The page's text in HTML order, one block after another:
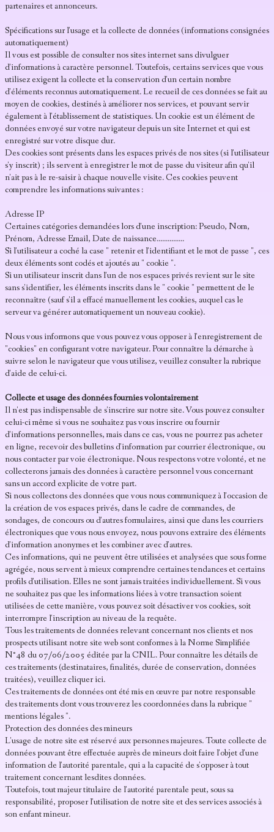
partenaires et annonceurs.
Spécifications sur l'usage et la collecte de données (informations consignées
automatiquement)
Il vous est possible de consulter nos sites internet sans divulguer
d'informations à caractère personnel. Toutefois, certains services que vous
utilisez exigent la collecte et la conservation d'un certain nombre
d'éléments reconnus automatiquement. Le recueil de ces données se fait au
moyen de cookies, destinés à améliorer nos services, et pouvant servir
également à l'établissement de statistiques. Un cookie est un élément de
données envoyé sur votre navigateur depuis un site Internet et qui est
enregistré sur votre disque dur.
Des cookies sont présents dans les espaces privés de nos sites (si l'utilisateur
s'y inscrit) ; ils servent à enregistrer le mot de passe du visiteur afin qu'il
n'ait pas à le re-saisir à chaque nouvelle visite. Ces cookies peuvent
comprendre les informations suivantes :
Adresse IP
Certaines catégories demandées lors d'une inscription: Pseudo, Nom,
Prénom, Adresse Email, Date de naissance...............
Si l'utilisateur a coché la case " retenir et l'identifiant et le mot de passe ", ces
deux éléments sont codés et ajoutés au " cookie ".
Si un utilisateur inscrit dans l'un de nos espaces privés revient sur le site
sans s'identifier, les éléments inscrits dans le " cookie " permettent de le
reconnaître (sauf s'il a effacé manuellement les cookies, auquel cas le
serveur va générer automatiquement un nouveau cookie).
Nous vous informons que vous pouvez vous opposer à l'enregistrement de
"cookies" en configurant votre navigateur. Pour connaître la démarche à
suivre selon le navigateur que vous utilisez, veuillez consulter la rubrique
d'aide de celui-ci.
Collecte et usage des données fournies volontairement
Il n'est pas indispensable de s'inscrire sur notre site. Vous pouvez consulter
celui-ci même si vous ne souhaitez pas vous inscrire ou fournir
d'informations personnelles, mais dans ce cas, vous ne pourrez pas acheter
en ligne, recevoir des bulletins d'information par courrier électronique, ou
nous contacter par voie électronique. Nous respectons votre volonté, et ne
collecterons jamais des données à caractère personnel vous concernant
sans un accord explicite de votre part.
Si nous collectons des données que vous nous communiquez à l'occasion de
la création de vos espaces privés, dans le cadre de commandes, de
sondages, de concours ou d'autres formulaires, ainsi que dans les courriers
électroniques que vous nous envoyez, nous pouvons extraire des éléments
d'information anonymes et les combiner avec d'autres.
Ces informations, qui ne peuvent être utilisées et analysées que sous forme
agrégée, nous servent à mieux comprendre certaines tendances et certains
profils d'utilisation. Elles ne sont jamais traitées individuellement. Si vous
ne souhaitez pas que les informations liées à votre transaction soient
utilisées de cette manière, vous pouvez soit désactiver vos cookies, soit
interrompre l'inscription au niveau de la requête.
Tous les traitements de données relevant concernant nos clients et nos
prospects utilisant notre site web sont conformes à la Norme Simplifiée
N°48 du 07/06/2005 éditée par la CNIL. Pour connaître les détails de
ces traitements (destinataires, finalités, durée de conservation, données
traitées), veuillez cliquer ici.
Ces traitements de données ont été mis en œuvre par notre responsable
des traitements dont vous trouverez les coordonnées dans la rubrique "
mentions légales ".
Protection des données des mineurs
L'usage de notre site est réservé aux personnes majeures. Toute collecte de
données pouvant être effectuée auprès de mineurs doit faire l'objet d'une
information de l'autorité parentale, qui a la capacité de s'opposer à tout
traitement concernant lesdites données.
Toutefois, tout majeur titulaire de l'autorité parentale peut, sous sa
responsabilité, proposer l'utilisation de notre site et des services associés à
son enfant mineur.